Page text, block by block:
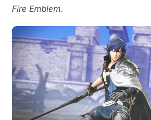
Fire Emblem.